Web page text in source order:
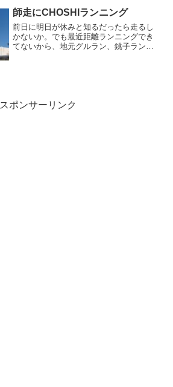
ですが、ヤッホーさんの「インドの青
鬼」を題材で、インスタで#...
師走にCHOSHIランニング
前日に明日が休みと知るだったら走るし
かないか。でも最近距離ランニングでき
てないから、地元グルラン、銚子ランを
スポンサーリンク